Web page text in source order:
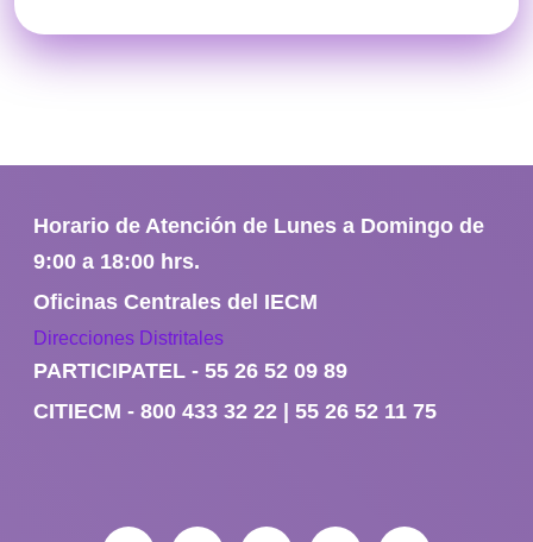
Horario de Atención de Lunes a Domingo de
9:00 a 18:00 hrs.
Oficinas Centrales del IECM
Direcciones Distritales
PARTICIPATEL - 55 26 52 09 89
CITIECM - 800 433 32 22 | 55 26 52 11 75